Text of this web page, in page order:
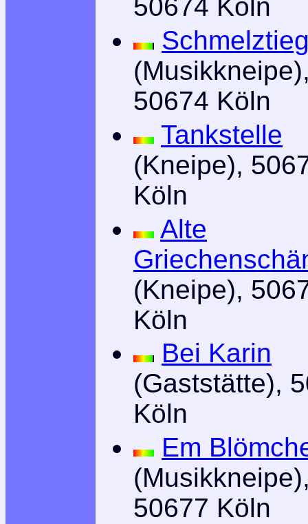
50674 Köln
50674 Köln
Tankstelle
(Kneipe),
Köln
Alte
(Kneipe),
Köln
Bei Karin
(Gaststätte),
Köln
Em
50677 Köln